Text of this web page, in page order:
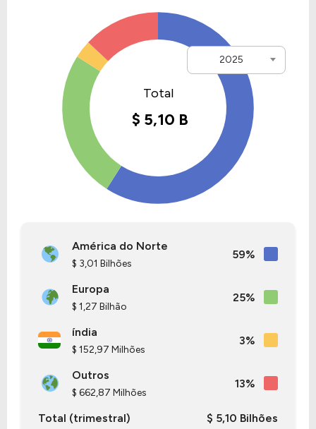
2025
América do Norte
$ 3,01 Bilhões
59%
Europa
$ 1,27 Bilhão
25%
índia
$ 152,97 Milhões
3%
Outros
$ 662,87 Milhões
13%
Total (trimestral) $ 5,10 Bilhões